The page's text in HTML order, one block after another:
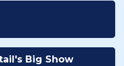
Big Show